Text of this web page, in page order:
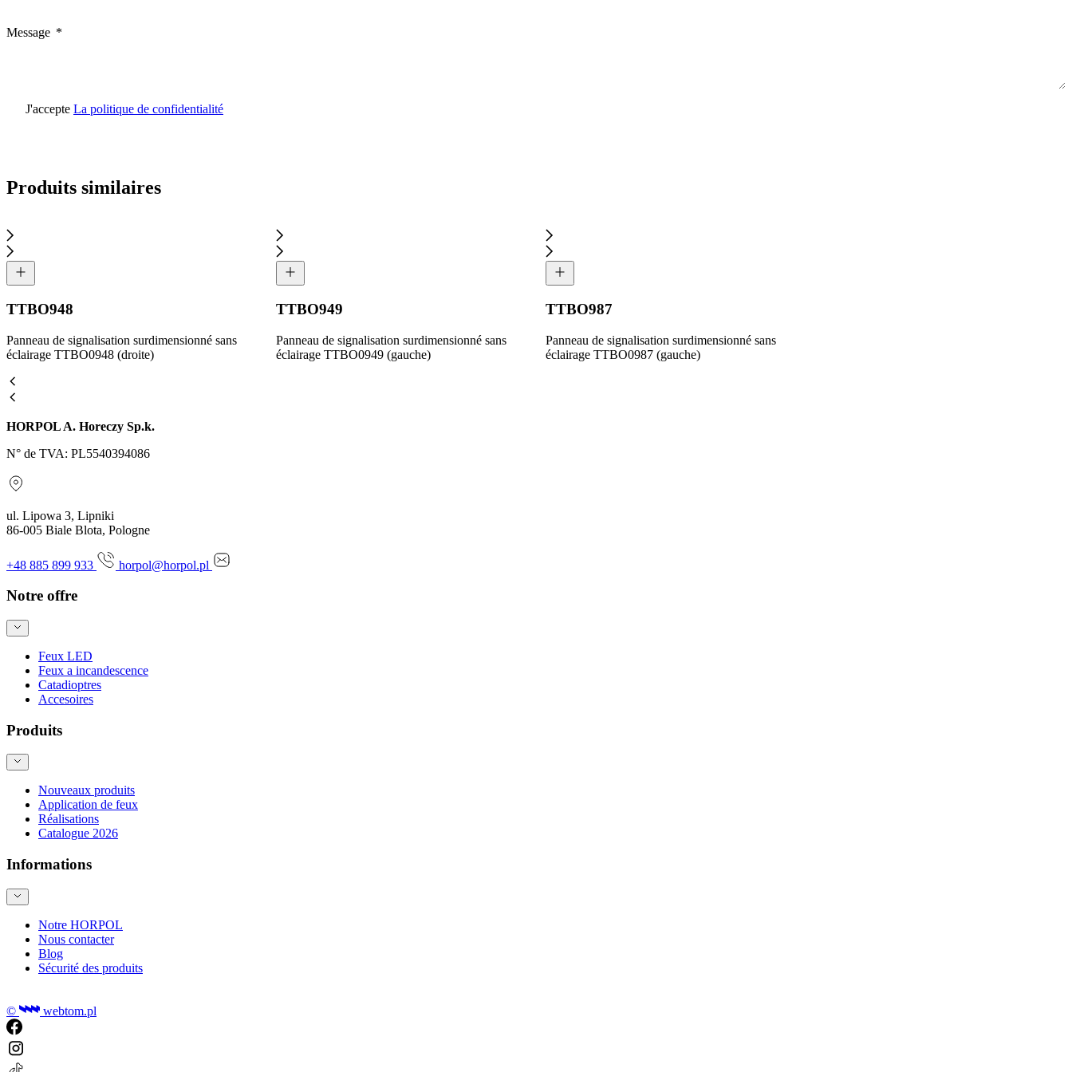
Message
J'accepte La politique de confidentialité
Produits similaires
TTBO948
Panneau de signalisation surdimensionné sans
éclairage TTBO0948 (droite)
TTBO949
Panneau de signalisation surdimensionné sans
éclairage TTBO0949 (gauche)
TTBO987
Panneau de signalisation surdimensionné sans
éclairage TTBO0987 (gauche)
HORPOL A. Horeczy Sp.k.
N° de TVA: PL5540394086
ul. Lipowa 3, Lipniki
86-005 Biale Blota, Pologne
+48 885 899 933 horpol@horpol.pl
Notre offre
Feux LED
Feux a incandescence
Catadioptres
Accesoires
Produits
Nouveaux produits
Application de feux
Réalisations
Catalogue 2026
Informations
Notre HORPOL
Nous contacter
Blog
Sécurité des produits
© webtom.pl